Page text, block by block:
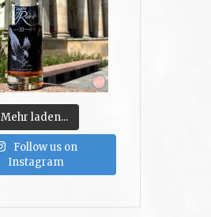
Mehr laden...
Follow us on
Instagram